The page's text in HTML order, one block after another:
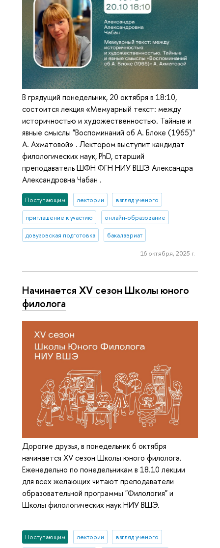
В грядущий понедельник, 20 октября в 18:10,
состоится лекция «Мемуарный текст: между
историчностью и художественностью. Тайные и
явные смыслы "Воспоминаний об А. Блоке (1965)"
А. Ахматовой» . Лектором выступит кандидат
филологических наук, PhD, старший
преподаватель ШФН ФГН НИУ ВШЭ Александра
Александровна Чабан .
Поступающим лектории взгляд ученого
приглашение к участию онлайн-образование
довузовская подготовка бакалавриат
16 октября, 2025 г.
Начинается XV сезон Школы юного
филолога
Дорогие друзья, в понедельник 6 октября
начинается XV сезон Школы юного филолога.
Еженедельно по понедельникам в 18.10 лекции
для всех желающих читают преподаватели
образовательной программы "Филология" и
Школы филологических наук НИУ ВШЭ.
Поступающим лектории взгляд ученого